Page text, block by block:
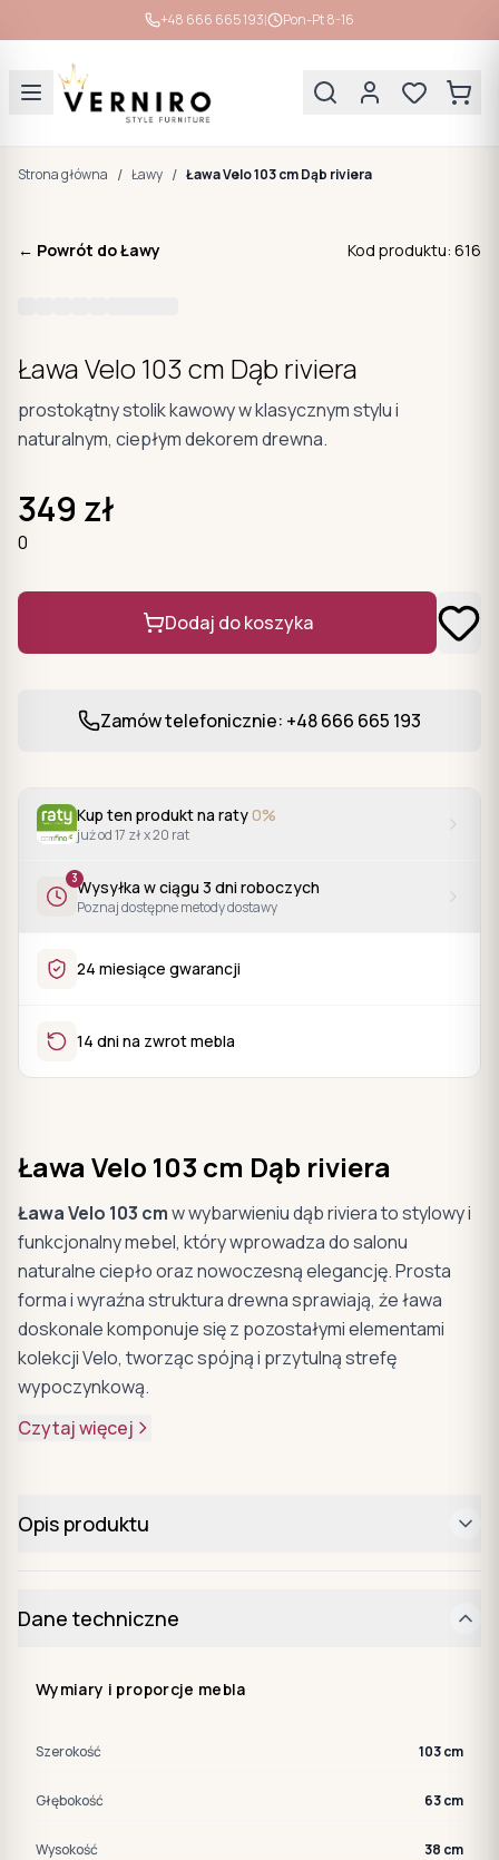
+48 666 665 193| Pon-Pt 8-16
Strona główna / Ławy / Ława Velo 103 cm Dąb riviera
← Powrót doŁawy Kod produktu: 616
Ława Velo 103 cm Dąb riviera
prostokątny stolik kawowy w klasycznym stylu i
naturalnym, ciepłym dekorem drewna.
349 zł
0
Dodaj do koszyka
Zamów telefonicznie: +48 666 665 193
Kup ten produkt na raty0%
już od 17 zł x 20 rat
3Wysyłka w ciągu 3 dni roboczych
Poznaj dostępne metody dostawy
24 miesiące gwarancji
14 dni na zwrot mebla
Ława Velo 103 cm Dąb riviera
Ława Velo 103 cmw wybarwieniu dąb riviera to stylowy i
funkcjonalny mebel, który wprowadza do salonu
naturalne ciepło oraz nowoczesną elegancję. Prosta
forma i wyraźna struktura drewna sprawiają, że ława
doskonale komponuje się z pozostałymi elementami
kolekcji Velo, tworząc spójną i przytulną strefę
wypoczynkową.
Czytaj więcej
Opis produktu
Dane techniczne
Wymiary i proporcje mebla
Szerokość 103 cm
Głębokość 63 cm
Wysokość 38 cm